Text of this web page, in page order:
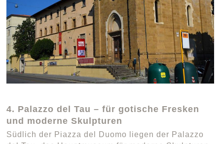
4. Palazzo del Tau – für gotische Fresken
und moderne Skulpturen
Südlich der Piazza del Duomo liegen der Palazzo